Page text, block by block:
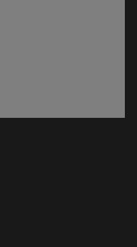
ventana)
ventana)